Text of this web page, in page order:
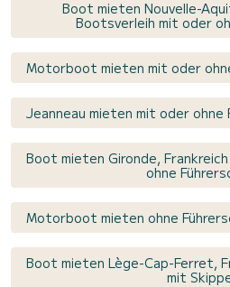
Boot mieten Nouvelle-
Bootsverleih mit oder
Motorboot mieten mit oder
Jeanneau mieten mit oder ohne
Boot mieten Gironde,
ohne
Motorboot mieten ohne
Boot mieten Lège-Cap-Ferret,
mit